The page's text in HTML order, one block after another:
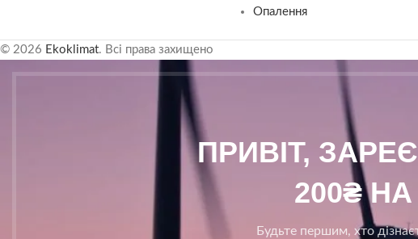
Опалення
© 2026 Ekoklimat. Всі права захищено
ПРИВІТ,
200₴
Будьте першим, хто